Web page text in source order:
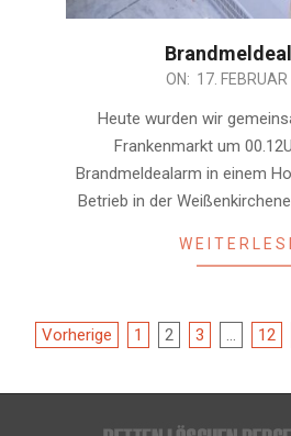
ON: 17.
Heute wurden wir
Frankenmarkt um
Brandmeldealarm in einem
Betrieb in der
Beitragsnavigation
Vorherige 1 2 3 … 12